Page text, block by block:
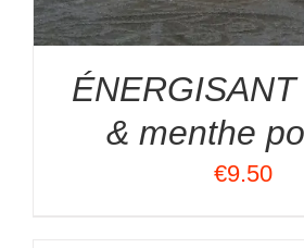
& menthe
€9.50